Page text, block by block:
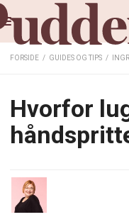
FORSIDE / GUIDES OG TIPS /
Hvorfor